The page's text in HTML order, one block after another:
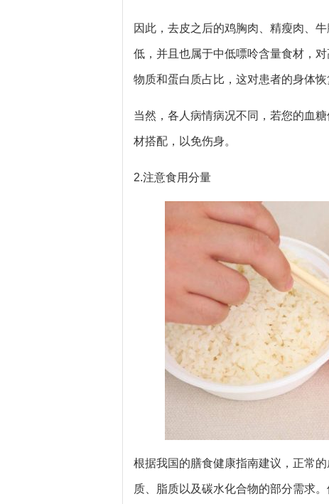
因此，去皮之后的鸡胸肉、精瘦肉、
低，并且也属于中低嘌呤含量食材，
物质和蛋白质占比，这对患者的身体
当然，各人病情病况不同，若您的血
材搭配，以免伤身。
2.注意食用分量
根据我国的膳食健康指南建议，正常
质、脂质以及碳水化合物的部分需求